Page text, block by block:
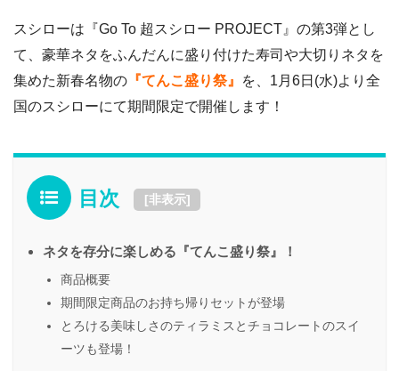
スシローは『Go To 超スシロー PROJECT』の第3弾とし
て、豪華ネタをふんだんに盛り付けた寿司や大切りネタを
集めた新春名物の 『てんこ盛り祭』
を、1月6日(水)より全
国のスシローにて期間限定で開催します！
目次 [非表示]
ネタを存分に楽しめる『てんこ盛り祭』！
商品概要
期間限定商品のお持ち帰りセットが登場
とろける美味しさのティラミスとチョコレートのスイ
ーツも登場！